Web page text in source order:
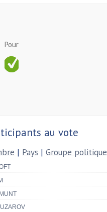
Pour
au vote
| Pays | Groupe politique